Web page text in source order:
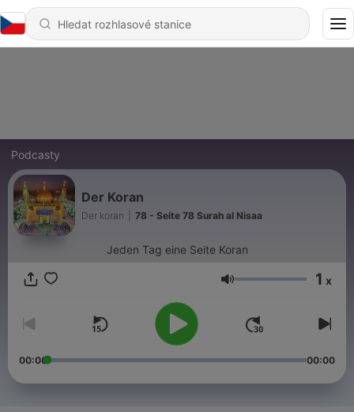
Podcasty
Der Koran
Der koran 78 - Seite 78 Surah al Nisaa
Jeden Tag eine Seite Koran
Hlasitost 1 x
00:00 00:00